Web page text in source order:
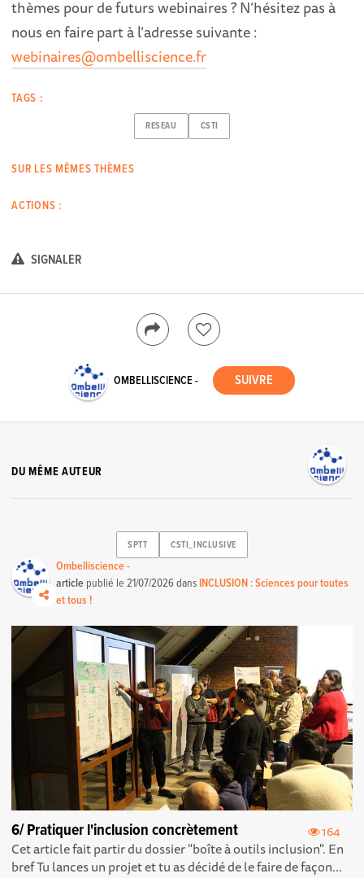
thèmes pour de futurs webinaires ? N’hésitez pas à
nous en faire part à l’adresse suivante :
webinaires@ombelliscience.fr
TAGS :
RESEAU CSTI
SUR LES MÊMES THÈMES
ACTIONS :
SIGNALER
OMBELLISCIENCE -
DU MÊME AUTEUR
SPTT CSTI_INCLUSIVE
Ombelliscience -
article publié le21/07/2026dans INCLUSION : Sciences pour toutes
et tous !
164
6/ Pratiquer l'inclusion concrètement
Cet article fait partir du dossier "boîte à outils inclusion". En
bref Tu lances un projet et tu as décidé de le faire de façon...